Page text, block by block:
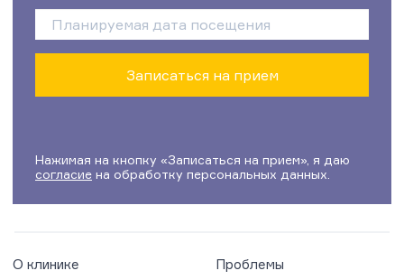
Нажимая на кнопку «Записаться на прием», я даю
согласие на обработку персональных данных.
О клинике Проблемы